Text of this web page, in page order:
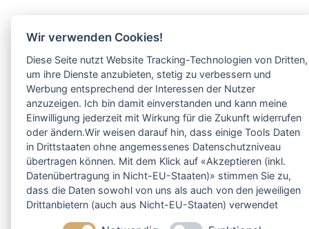
Wir verwenden Cookies!
Diese Seite nutzt Website Tracking-Technologien von Dritten,
um ihre Dienste anzubieten, stetig zu verbessern und
Werbung entsprechend der Interessen der Nutzer
anzuzeigen. Ich bin damit einverstanden und kann meine
Einwilligung jederzeit mit Wirkung für die Zukunft widerrufen
oder ändern.Wir weisen darauf hin, dass einige Tools Daten
in Drittstaaten ohne angemessenes Datenschutzniveau
übertragen können. Mit dem Klick auf «Akzeptieren (inkl.
Datenübertragung in Nicht-EU-Staaten)» stimmen Sie zu,
dass die Daten sowohl von uns als auch von den jeweiligen
Drittanbietern (auch aus Nicht-EU-Staaten) verwendet